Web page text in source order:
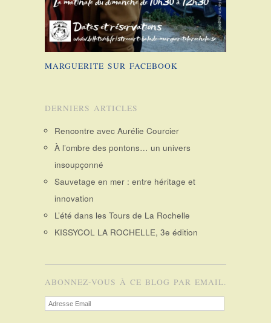
MARGUERITE SUR FACEBOOK
DERNIERS ARTICLES
Rencontre avec Aurélie Courcier
À l’ombre des pontons… un univers
insoupçonné
Sauvetage en mer : entre héritage et
innovation
L’été dans les Tours de La Rochelle
KISSYCOL LA ROCHELLE, 3e édition
ABONNEZ-VOUS À CE BLOG PAR EMAIL.
Adresse
Email